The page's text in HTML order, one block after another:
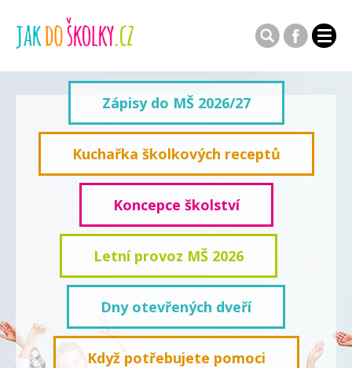
Zápisy do MŠ 2026/27
Kuchařka školkových receptů
Koncepce školství
Letní provoz MŠ 2026
Dny otevřených dveří
Když potřebujete pomoci